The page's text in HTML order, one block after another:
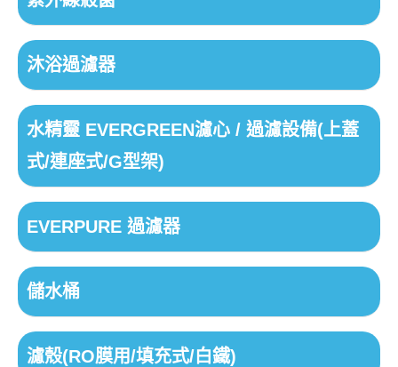
沐浴過濾器
水精靈 EVERGREEN濾心 / 過濾設備(上蓋
式/連座式/G型架)
EVERPURE 過濾器
儲水桶
濾殼(RO膜用/填充式/白鐵)